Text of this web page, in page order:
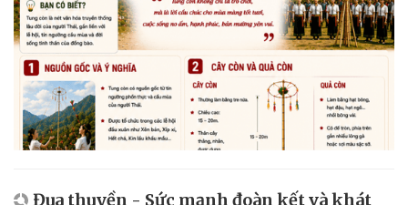
Đua thuyền - Sức mạnh đoàn kết và khát